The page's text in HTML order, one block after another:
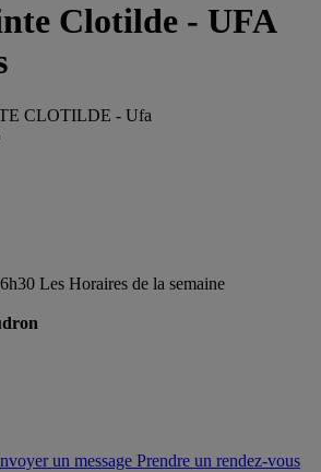
Clotilde - UFA
Les Horaires de la semaine
un message Prendre un rendez-vous